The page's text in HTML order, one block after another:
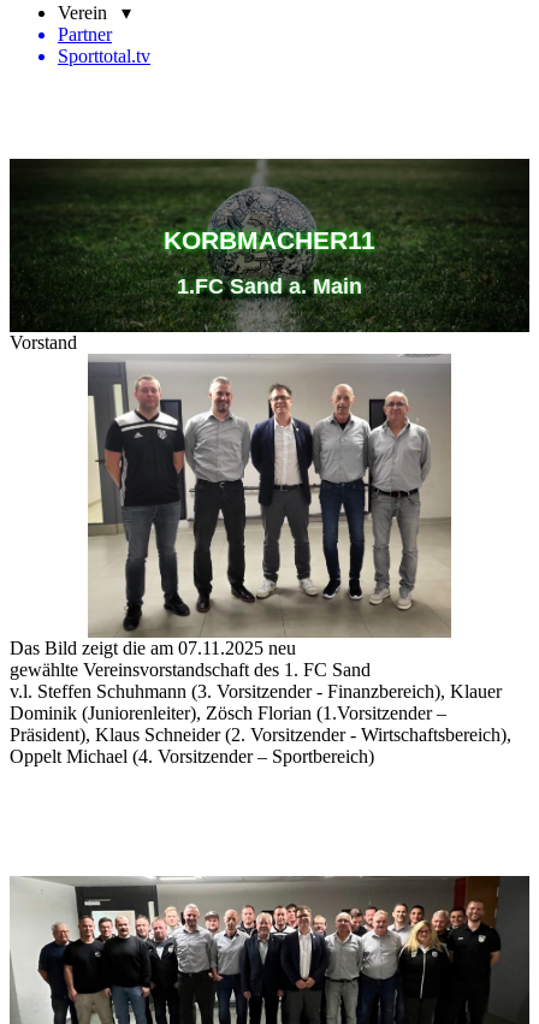
Verein ▾
Partner
Sporttotal.tv
KORBMACHER11
1.FC Sand a. Main
Vorstand
Das Bild zeigt die am 07.11.2025 neu
gewählte Vereinsvorstandschaft des 1. FC Sand
v.l. Steffen Schuhmann (3. Vorsitzender - Finanzbereich), Klauer
Dominik (Juniorenleiter), Zösch Florian (1.Vorsitzender –
Präsident), Klaus Schneider (2. Vorsitzender - Wirtschaftsbereich),
Oppelt Michael (4. Vorsitzender – Sportbereich)